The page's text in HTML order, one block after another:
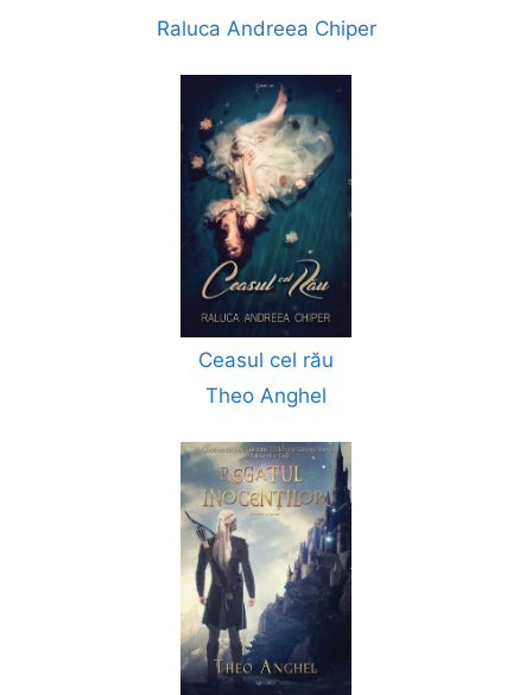
Raluca Andreea Chiper
Ceasul cel rău
Theo Anghel